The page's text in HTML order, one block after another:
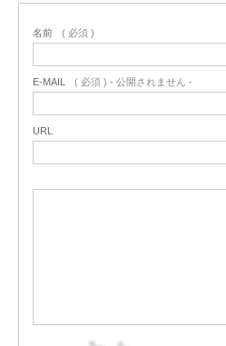
名前 ( 必須 )
E-MAIL ( 必須 ) - 公開されません -
URL